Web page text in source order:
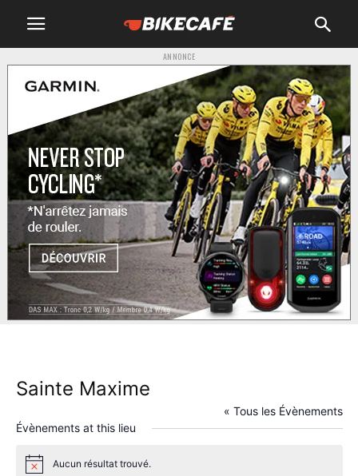
ANNONCE
Sainte Maxime
« Tous les Évènements
Évènements at this lieu
NoticeAucun résultat trouvé.